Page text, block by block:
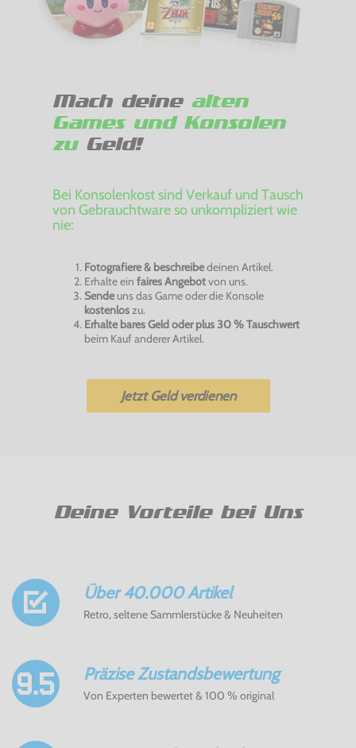
Mach deine alten
Games und Konsolen
zuGeld!
Bei Konsolenkost sind Verkauf und Tausch
von Gebrauchtware so unkompliziert wie
nie:
Fotografiere & beschreibedeinen Artikel.
Erhalte ein faires Angebotvon uns.
Sendeuns das Game oder die Konsole
kostenloszu.
Erhalte bares Geld oder plus 30 % Tauschwert
beim Kauf anderer Artikel.
Jetzt Geld verdienen
Deine Vorteile bei Uns
Über 40.000 Artikel
Retro, seltene Sammlerstücke & Neuheiten
Präzise Zustandsbewertung
Von Experten bewertet & 100 % original